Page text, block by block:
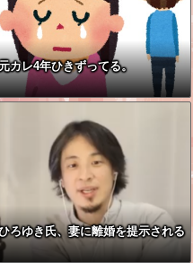
カレ4年ひきずってる。
ろゆき氏、妻に離婚を提示される